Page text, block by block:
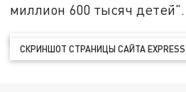
миллион 600 тысяч детей".
СКРИНШОТ СТРАНИЦЫ САЙТА